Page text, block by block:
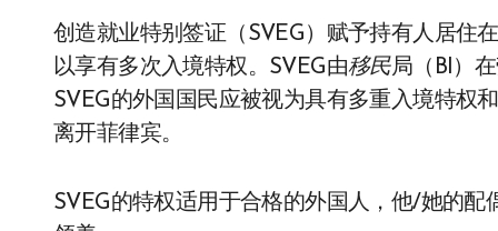
创造就业特别签证（SVEG）赋予持有人居住
以享有多次入境特权。SVEG由移民局（BI）
SVEG的外国国民应被视为具有多重入境特权
离开菲律宾。
SVEG的特权适用于合格的外国人，他/她的配